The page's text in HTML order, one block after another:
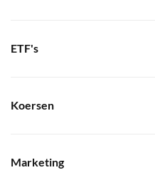
ETF's
Koersen
Marketing